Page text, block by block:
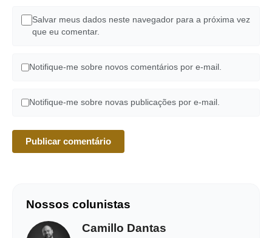
Salvar meus dados neste navegador para a próxima vez
que eu comentar.
Notifique-me sobre novos comentários por e-mail.
Notifique-me sobre novas publicações por e-mail.
Nossos colunistas
Camillo Dantas